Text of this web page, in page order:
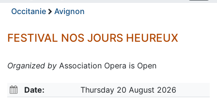
Occitanie Avignon
FESTIVAL NOS JOURS HEUREUX
Organized by Association Opera is Open
Date:
Thursday 20 August 2026